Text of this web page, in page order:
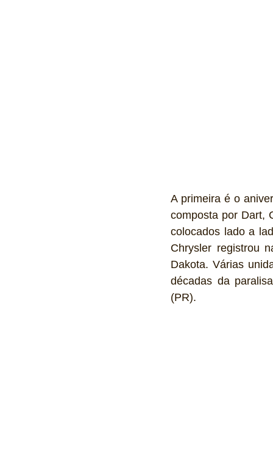
A primeira é o
composta por Dart,
colocados lado a
Chrysler registrou
Dakota. Várias
décadas da
(PR).